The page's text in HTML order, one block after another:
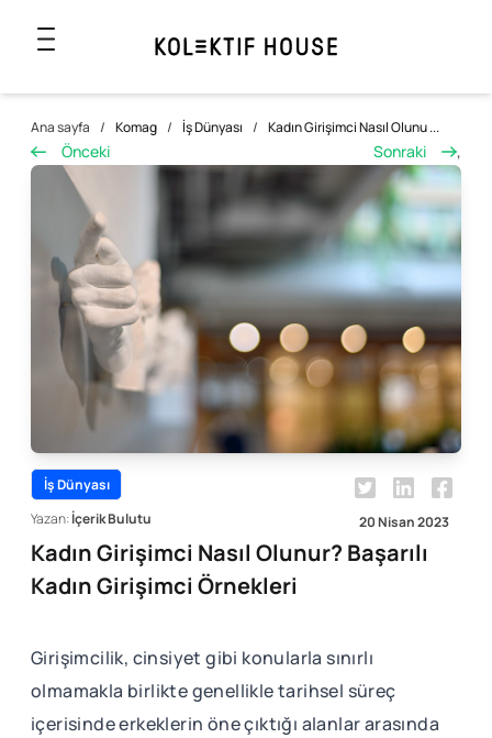
Ana sayfa / Komag / İş Dünyası / Kadın Girişimci Nasıl Olunu ...
Önceki Sonraki ,
İş Dünyası
Yazan:İçerik Bulutu 20 Nisan 2023
Kadın Girişimci Nasıl Olunur? Başarılı
Kadın Girişimci Örnekleri
Girişimcilik, cinsiyet gibi konularla sınırlı
olmamakla birlikte genellikle tarihsel süreç
içerisinde erkeklerin öne çıktığı alanlar arasında